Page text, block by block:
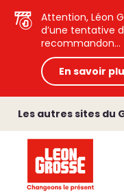
Attention, Léon
d’une tentative
recommandon...
En savoir
Les autres sites du